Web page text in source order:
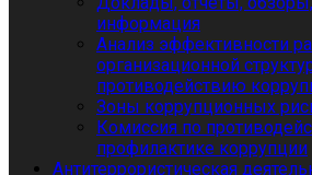
информация
Анализ эффективности
организационной
противодействию
Зоны коррупционных
Комиссия по
профилактике коррупции
Антитеррористическая